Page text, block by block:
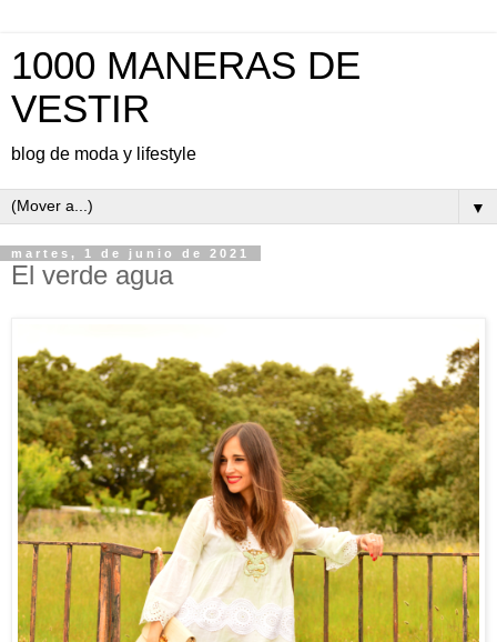
1000 MANERAS DE
VESTIR
blog de moda y lifestyle
▼
martes, 1 de junio de 2021
El verde agua